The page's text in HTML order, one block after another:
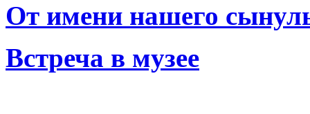
От имени нашего
Встреча в музее